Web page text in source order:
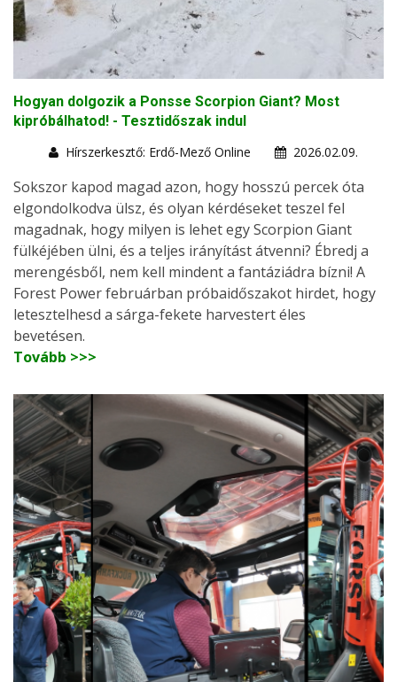
Hogyan dolgozik a Ponsse Scorpion Giant? Most
kipróbálhatod! - Tesztidőszak indul
Hírszerkesztő: Erdő-Mező Online
2026.02.09.
Sokszor kapod magad azon, hogy hosszú percek óta
elgondolkodva ülsz, és olyan kérdéseket teszel fel
magadnak, hogy milyen is lehet egy Scorpion Giant
fülkéjében ülni, és a teljes irányítást átvenni? Ébredj a
merengésből, nem kell mindent a fantáziádra bízni! A
Forest Power februárban próbaidőszakot hirdet, hogy
letesztelhesd a sárga-fekete harvestert éles
bevetésen.
Tovább >>>